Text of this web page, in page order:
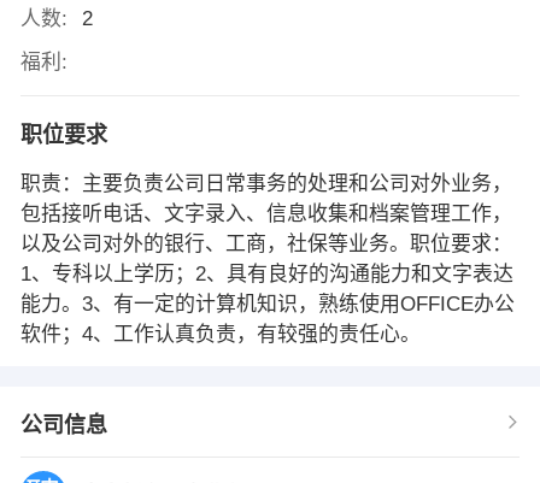
人数:
2
福利:
职位要求
职责：主要负责公司日常事务的处理和公司对外业务，
包括接听电话、文字录入、信息收集和档案管理工作，
以及公司对外的银行、工商，社保等业务。职位要求：
1、专科以上学历；2、具有良好的沟通能力和文字表达
能力。3、有一定的计算机知识，熟练使用OFFICE办公
软件；4、工作认真负责，有较强的责任心。
公司信息